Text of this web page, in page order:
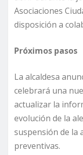
Asociaciones
disposición a
Próximos pasos
La alcaldesa
celebrará una
actualizar la
evolución de la
suspensión de la
preventivas.